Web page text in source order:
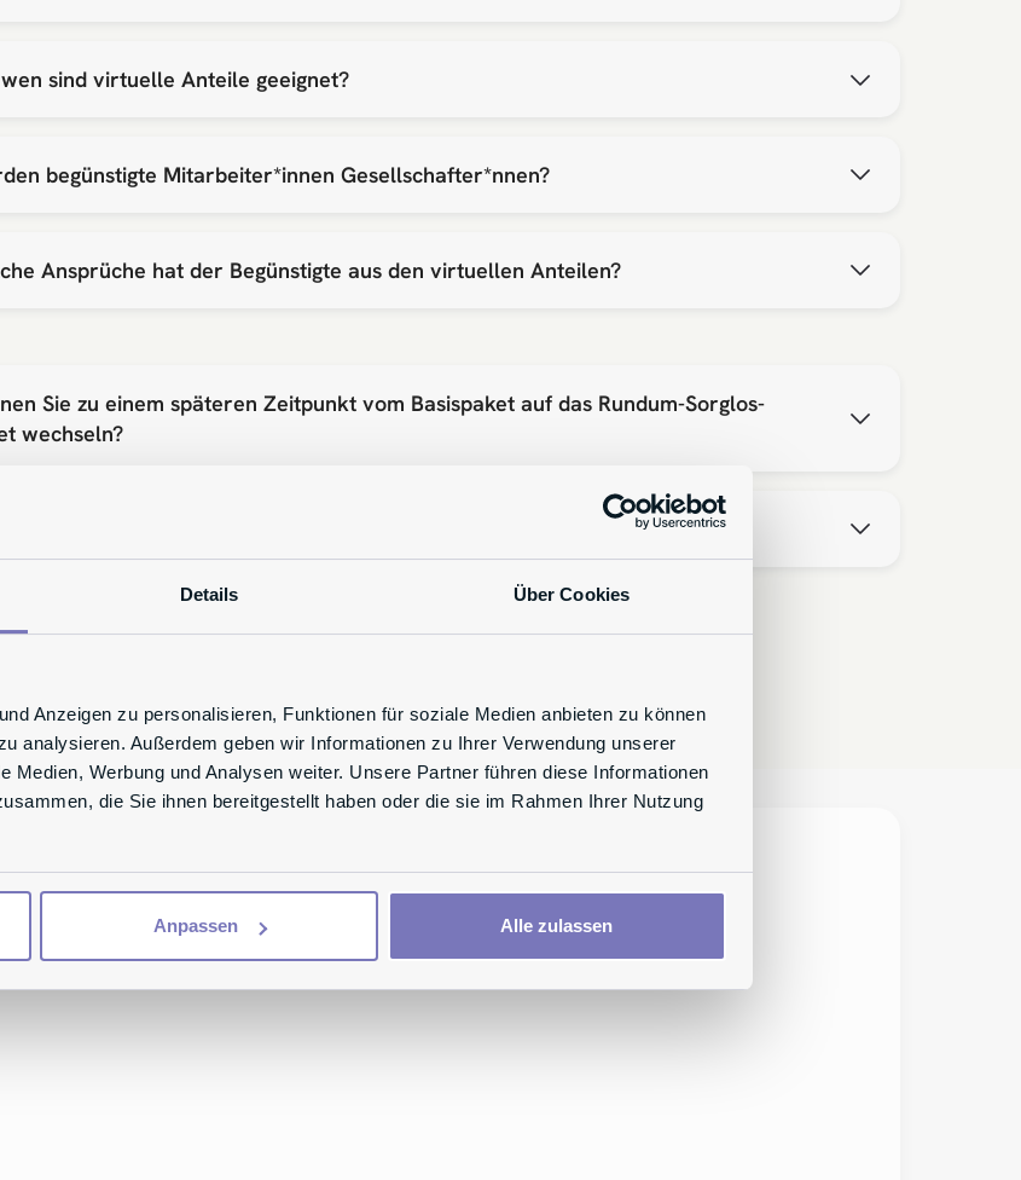
Details Über Cookies
Anzeigen zu personalisieren, Funktionen für soziale Medien anbieten zu können
analysieren. Außerdem geben wir Informationen zu Ihrer Verwendung unserer
Medien, Werbung und Analysen weiter. Unsere Partner führen diese Informationen
die Sie ihnen bereitgestellt haben oder die sie im Rahmen Ihrer Nutzung
Anpassen Alle zulassen
sind virtuelle Anteile geeignet?
begünstigte Mitarbeiter*innen Gesellschafter*nnen?
Ansprüche hat der Begünstigte aus den virtuellen Anteilen?
Sie zu einem späteren Zeitpunkt vom Basispaket auf das Rundum-Sorglos-
wechseln?